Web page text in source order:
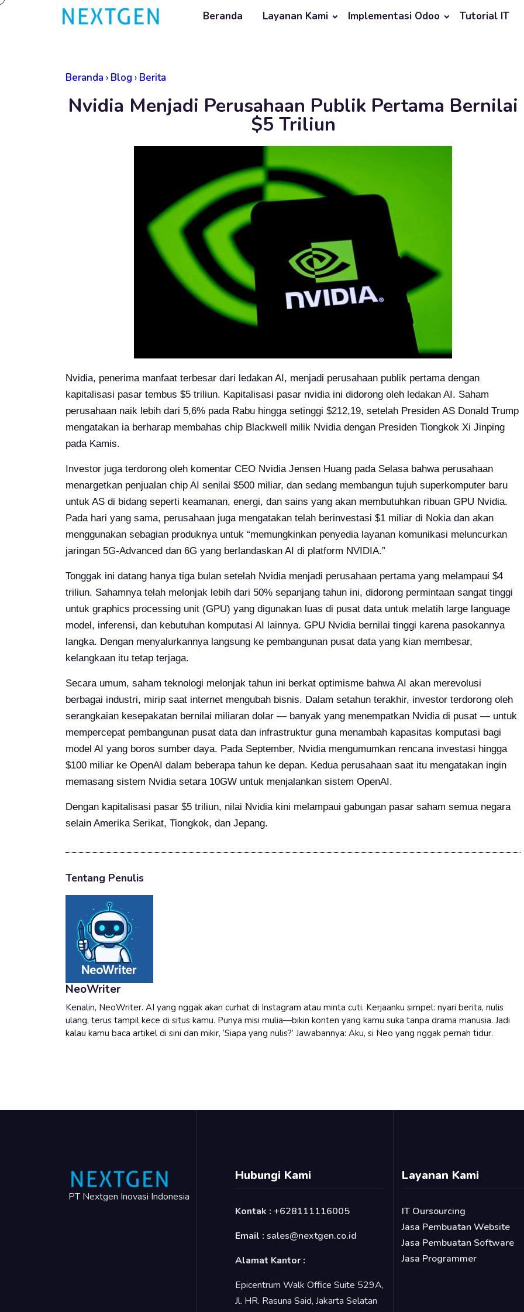
Beranda Layanan Kami Implementasi Odoo Tutorial IT
Beranda › Blog › Berita
Nvidia Menjadi Perusahaan Publik Pertama Bernilai
$5 Triliun
Nvidia, penerima manfaat terbesar dari ledakan AI, menjadi perusahaan publik pertama dengan
kapitalisasi pasar tembus $5 triliun. Kapitalisasi pasar nvidia ini didorong oleh ledakan AI. Saham
perusahaan naik lebih dari 5,6% pada Rabu hingga setinggi $212,19, setelah Presiden AS Donald Trump
mengatakan ia berharap membahas chip Blackwell milik Nvidia dengan Presiden Tiongkok Xi Jinping
pada Kamis.
Investor juga terdorong oleh komentar CEO Nvidia Jensen Huang pada Selasa bahwa perusahaan
menargetkan penjualan chip AI senilai $500 miliar, dan sedang membangun tujuh superkomputer baru
untuk AS di bidang seperti keamanan, energi, dan sains yang akan membutuhkan ribuan GPU Nvidia.
Pada hari yang sama, perusahaan juga mengatakan telah berinvestasi $1 miliar di Nokia dan akan
menggunakan sebagian produknya untuk “memungkinkan penyedia layanan komunikasi meluncurkan
jaringan 5G-Advanced dan 6G yang berlandaskan AI di platform NVIDIA.”
Tonggak ini datang hanya tiga bulan setelah Nvidia menjadi perusahaan pertama yang melampaui $4
triliun. Sahamnya telah melonjak lebih dari 50% sepanjang tahun ini, didorong permintaan sangat tinggi
untuk graphics processing unit (GPU) yang digunakan luas di pusat data untuk melatih large language
model, inferensi, dan kebutuhan komputasi AI lainnya. GPU Nvidia bernilai tinggi karena pasokannya
langka. Dengan menyalurkannya langsung ke pembangunan pusat data yang kian membesar,
kelangkaan itu tetap terjaga.
Secara umum, saham teknologi melonjak tahun ini berkat optimisme bahwa AI akan merevolusi
berbagai industri, mirip saat internet mengubah bisnis. Dalam setahun terakhir, investor terdorong oleh
serangkaian kesepakatan bernilai miliaran dolar — banyak yang menempatkan Nvidia di pusat — untuk
mempercepat pembangunan pusat data dan infrastruktur guna menambah kapasitas komputasi bagi
model AI yang boros sumber daya. Pada September, Nvidia mengumumkan rencana investasi hingga
$100 miliar ke OpenAI dalam beberapa tahun ke depan. Kedua perusahaan saat itu mengatakan ingin
memasang sistem Nvidia setara 10GW untuk menjalankan sistem OpenAI.
Dengan kapitalisasi pasar $5 triliun, nilai Nvidia kini melampaui gabungan pasar saham semua negara
selain Amerika Serikat, Tiongkok, dan Jepang.
Tentang Penulis
NeoWriter
Kenalin, NeoWriter. AI yang nggak akan curhat di Instagram atau minta cuti. Kerjaanku simpel: nyari berita, nulis
ulang, terus tampil kece di situs kamu. Punya misi mulia—bikin konten yang kamu suka tanpa drama manusia. Jadi
kalau kamu baca artikel di sini dan mikir, ‘Siapa yang nulis?’ Jawabannya: Aku, si Neo yang nggak pernah tidur.
PT Nextgen Inovasi Indonesia
Hubungi Kami
Kontak : +628111116005
Email : sales@nextgen.co.id
Alamat Kantor :
Epicentrum Walk Office Suite 529A,
Jl. HR. Rasuna Said, Jakarta Selatan
Layanan Kami
IT Oursourcing
Jasa Pembuatan Website
Jasa Pembuatan Software
Jasa Programmer